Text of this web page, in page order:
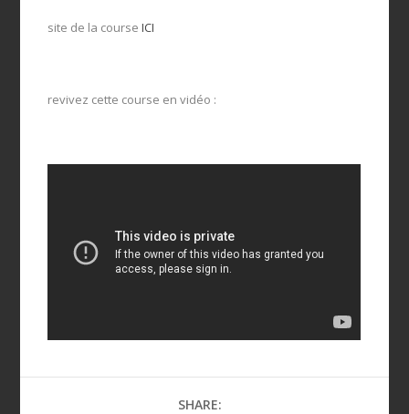
site de la course ICI
revivez cette course en vidéo :
SHARE: